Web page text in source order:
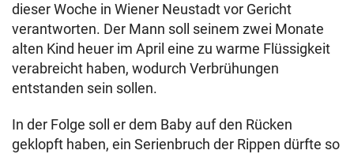
dieser Woche in Wiener Neustadt vor Gericht
verantworten. Der Mann soll seinem zwei Monate
alten Kind heuer im April eine zu warme Flüssigkeit
verabreicht haben, wodurch Verbrühungen
entstanden sein sollen.
In der Folge soll er dem Baby auf den Rücken
geklopft haben, ein Serienbruch der Rippen dürfte so